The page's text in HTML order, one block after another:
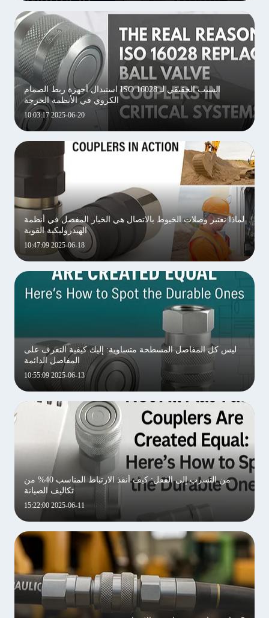
2025-06-20 10:03:17
السبب الحقيقي لـ ISO 16028 استبدال أجهزة ربط الصمام
الكروي في الأنظمة الحرجة
2025-06-18 10:47:09
لماذا تعتبر وصلات الخيوط بالاتصال هي الخيار المفضل في أنظمة
الهيدروليكية القوية
2025-06-13 10:55:09
ليس كل المفاصل المسطحة متساوية: إليك كيفية التعرف على
المفاصل الدائمة
2025-06-11 15:22:00
من التسرب إلى القفل: كيف أنقذ الارتباط المناسب 40% من
تكاليف الصيانة